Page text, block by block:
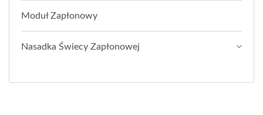
Moduł Zapłonowy
Nasadka Świecy Zapłonowej